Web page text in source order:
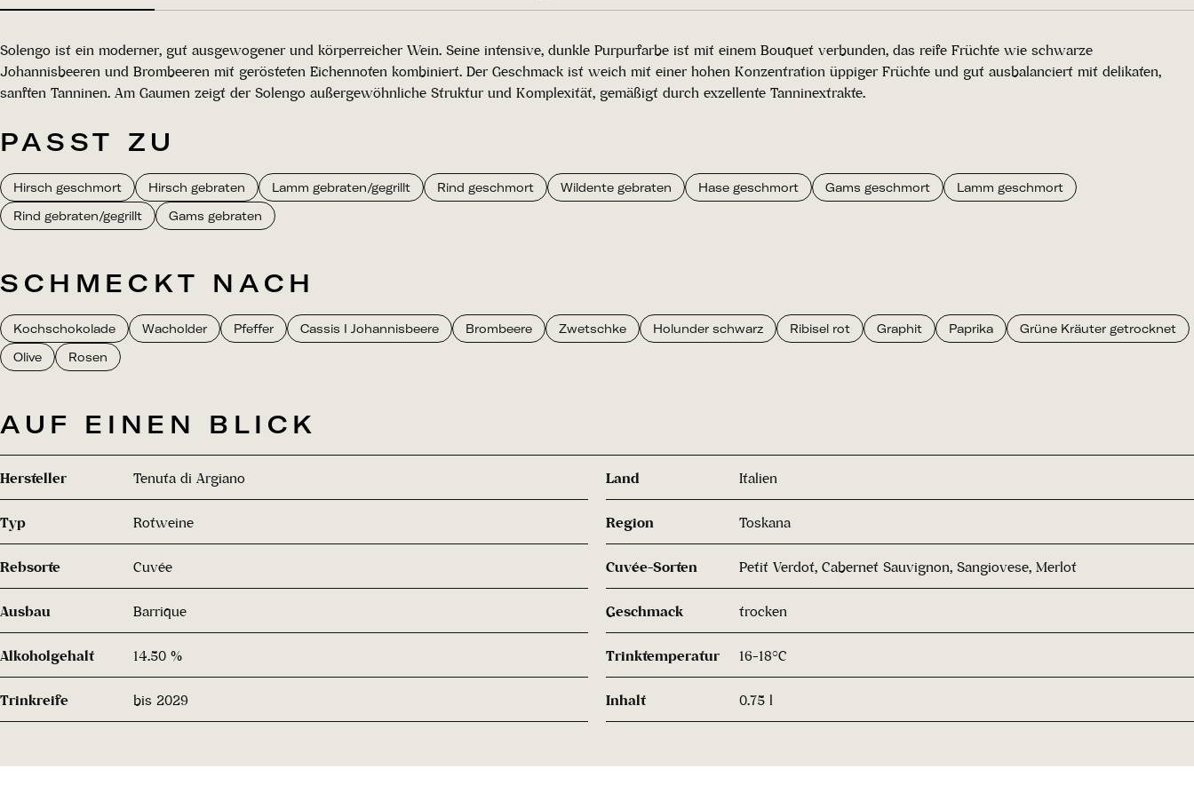
Solengo ist ein moderner, gut ausgewogener und körperreicher Wein. Seine intensive, dunkle Purpurfarbe ist mit einem Bouquet verbunden, das reife Früchte wie schwarze
Johannisbeeren und Brombeeren mit gerösteten Eichennoten kombiniert. Der Geschmack ist weich mit einer hohen Konzentration üppiger Früchte und gut ausbalanciert mit delikaten,
sanften Tanninen. Am Gaumen zeigt der Solengo außergewöhnliche Struktur und Komplexität, gemäßigt durch exzellente Tanninextrakte.
PASST ZU
Hirsch geschmort Hirsch gebraten Lamm gebraten/gegrillt Rind geschmort Wildente gebraten Hase geschmort Gams geschmort
Lamm geschmort
Rind gebraten/gegrillt
Gams gebraten
SCHMECKT NACH
Kochschokolade Wacholder Pfeffer Cassis I Johannisbeere Brombeere Zwetschke Holunder schwarz Ribisel rot Graphit Paprika
Grüne Kräuter getrocknet
Olive
Rosen
AUF EINEN BLICK
Hersteller Tenuta di Argiano Land Italien
Typ Rotweine Region Toskana
Rebsorte Cuvée Cuvée-Sorten Petit Verdot, Cabernet Sauvignon, Sangiovese, Merlot
Ausbau Barrique Geschmack trocken
Alkoholgehalt 14.50 % Trinktemperatur 16-18°C
Trinkreife bis 2029 Inhalt 0.75 l